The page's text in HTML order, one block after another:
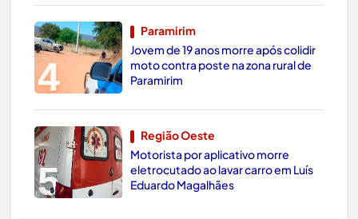
4
Paramirim
Jovem de 19 anos morre após colidir
moto contra poste na zona rural de
Paramirim
5
Região Oeste
Motorista por aplicativo morre
eletrocutado ao lavar carro em Luís
Eduardo Magalhães